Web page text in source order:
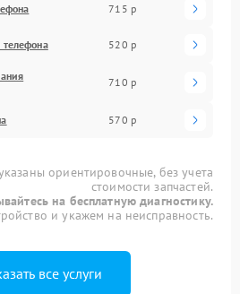
715 р
520 р
710 р
570 р
ориентировочные, без учета
стоимости запчастей.
на бесплатную диагностику.
и укажем на неисправность.
все услуги